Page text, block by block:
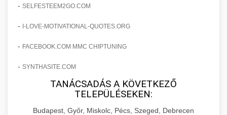
amelyek valós eredményeket hoznak.
szonyegtisztito.net
marketing stratégiai tervrajz
útjáról, bemutatva az utat a küzdő praxistól a
virágzó vállalkozásig 150%-os növekedéssel.
klinika átalakulási történet
Érdeklődés 150%-os Fokozása
Technikák és módszerek a páciensek
érdeklődésének és elkötelezettségének drámai
növeléséhez. Egy 150%-os fellendülési
esettanulmány gyakorlati betekintésekkel.
🎮 19. AI Google Ads és Meta
Kampány Kezelés
- SELFESTEEM2GO.COM
- I-LOVE-MOTIVATIONAL-QUOTES.ORG
- FACEBOOK.COM MMC CHIPTUNING
- SYNTHASITE.COM
TANÁCSADÁS A KÖVETKEZŐ
TELEPÜLÉSEKEN:
Budapest, Győr, Miskolc, Pécs, Szeged, Debrecen